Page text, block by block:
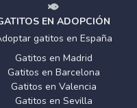
EN ADOPCIÓN
gatitos en España
Gatitos en Madrid
Gatitos en Barcelona
Gatitos en Valencia
Gatitos en Sevilla